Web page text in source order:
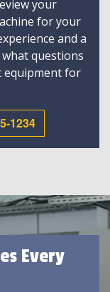
your
for your
and a
questions
equipment for
1234
Every